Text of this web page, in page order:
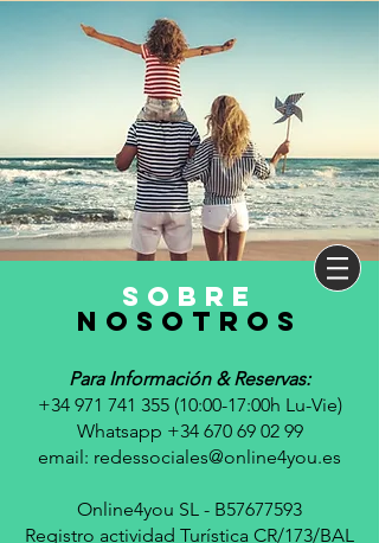
sobre
nosotros
Para Información & Reservas:
+34 971 741 355 (10:00-17:00h Lu-Vie)
Whatsapp +34 670 69 02 99
email: redessociales@online4you.es
Online4you SL - B57677593
Registro actividad Turística CR/173/BAL